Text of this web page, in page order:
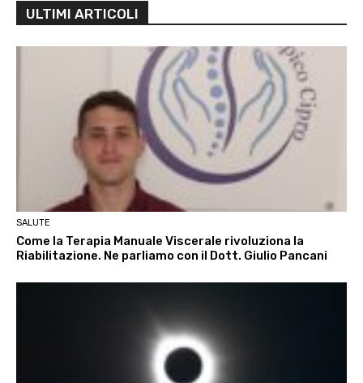
ULTIMI ARTICOLI
SALUTE
Come la Terapia Manuale Viscerale rivoluziona la
Riabilitazione. Ne parliamo con il Dott. Giulio Pancani